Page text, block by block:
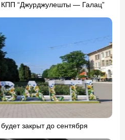
КПП “Джурджулешты — Галац”
закрыт до сентября